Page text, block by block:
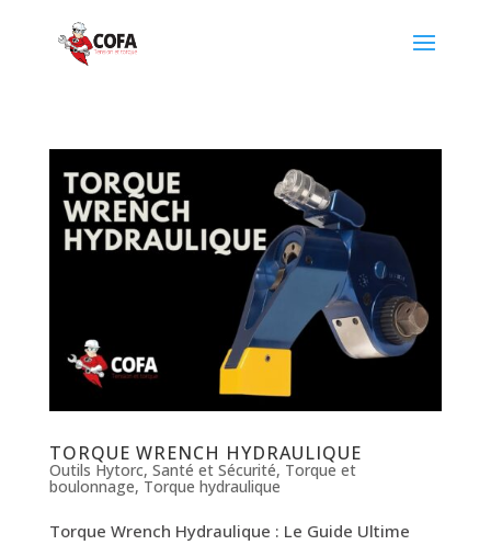
TORQUE WRENCH HYDRAULIQUE
Outils Hytorc, Santé et Sécurité, Torque et
boulonnage, Torque hydraulique
Torque Wrench Hydraulique : Le Guide Ultime